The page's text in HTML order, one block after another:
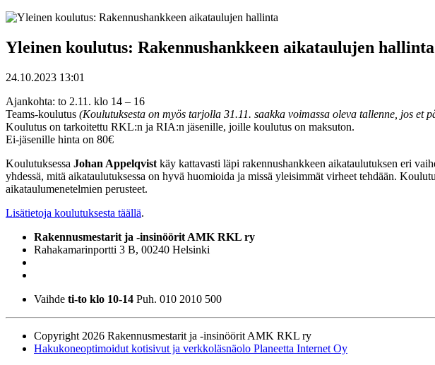
Yleinen koulutus: Rakennushankkeen aikataulujen hallinta
24.10.2023 13:01
Ajankohta: to 2.11. klo 14 – 16
Teams-koulutus (Koulutuksesta on myös tarjolla 31.11. saakka voimassa oleva tallenne, jos et
Koulutus on tarkoitettu RKL:n ja RIA:n jäsenille, joille koulutus on maksuton.
Ei-jäsenille hinta on 80€
Koulutuksessa Johan Appelqvist käy kattavasti läpi rakennushankkeen aikataulutuksen eri
yhdessä, mitä aikataulutuksessa on hyvä huomioida ja missä yleisimmät virheet tehdään.
aikataulumenetelmien perusteet.
Lisätietoja koulutuksesta täällä.
Rakennusmestarit ja -insinöörit AMK RKL ry
Rahakamarinportti 3 B, 00240 Helsinki
Vaihde ti-to klo 10-14 Puh. 010 2010 500
Copyright 2026 Rakennusmestarit ja -insinöörit AMK RKL ry
Hakukoneoptimoidut kotisivut ja verkkoläsnäolo Planeetta Internet Oy